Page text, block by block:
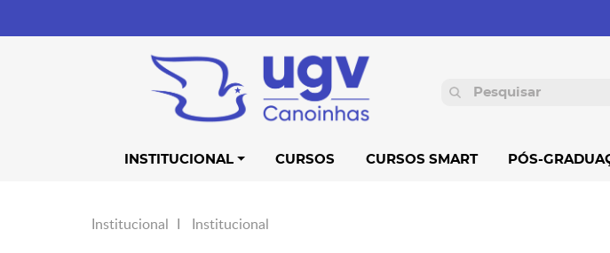
INSTITUCIONAL CURSOS CURSOS SMART PÓS-
Institucional Institucional